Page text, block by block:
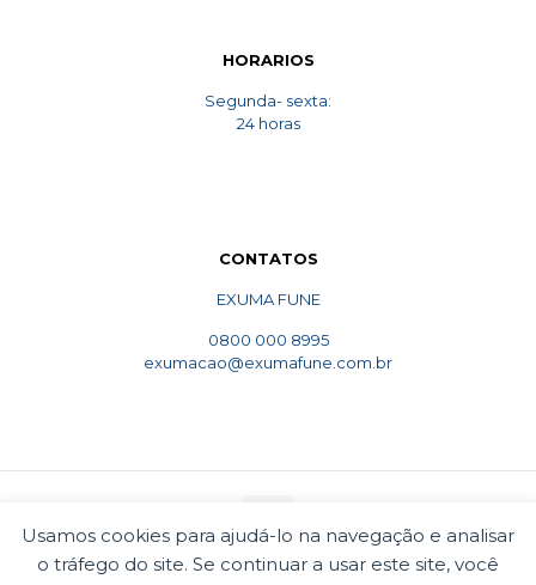
Usamos cookies para ajudá-lo na navegação e analisar
o tráfego do site. Se continuar a usar este site, você
HORARIOS
Segunda- sexta:
24 horas
CONTATOS
EXUMA FUNE
0800 000 8995
exumacao@exumafune.com.br
© 2010 Exumafune. Todos direitos reservados- Ligue